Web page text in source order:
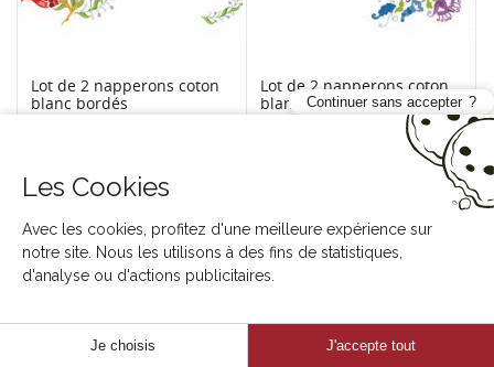
Lot de 2 napperons coton
blanc bordés
Lot de 2 napperons coton
blanc bordés
Continuer sans accepter
Les Cookies
Avec les cookies, profitez d'une meilleure expérience sur
notre site. Nous les utilisons à des fins de statistiques,
d'analyse ou d'actions publicitaires.
Je choisis J'accepte tout